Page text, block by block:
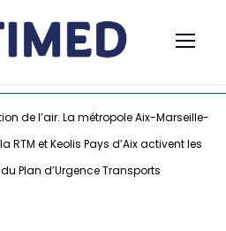
de l’air. La métropole Aix-Marseille-
RTM et Keolis Pays d’Aix activent les
Plan d’Urgence Transports